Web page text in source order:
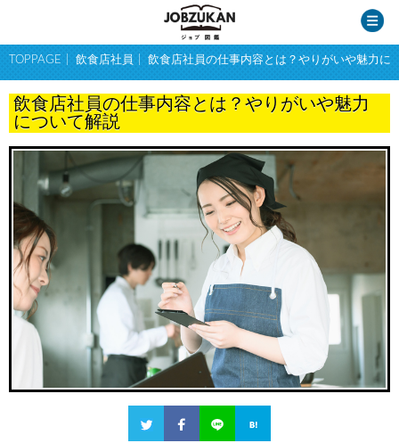
TOPPAGE 飲食店社員 飲食店社員の仕事内容とは？やりがいや魅力に
飲食店社員の仕事内容とは？やりがいや魅力
について解説